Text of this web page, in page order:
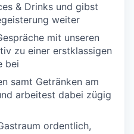
& Drinks und gibst
weiter
mit unseren
zu einer erstklassigen
bei
samt Getränken am
arbeitest dabei zügig
ordentlich,